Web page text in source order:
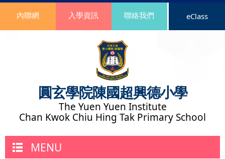
圓玄學院陳國超興德小學
The Yuen Yuen Institute
Chan Kwok Chiu Hing Tak Primary School
內聯網 入學資訊 聯絡我們 eClass
MENU